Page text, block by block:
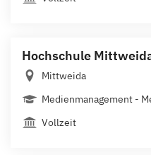
Hochschule
Mittweida
Medienmanagement -
Vollzeit